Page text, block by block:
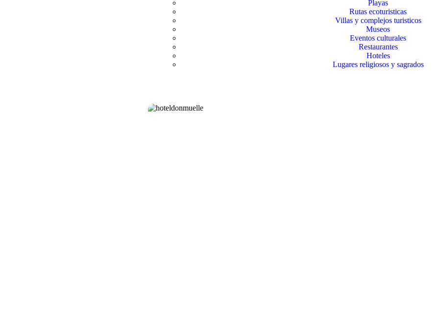
Playas
Rutas ecoturisticas
Villas y complejos turisticos
Museos
Eventos culturales
Restaurantes
Hoteles
Lugares religiosos y sagrados